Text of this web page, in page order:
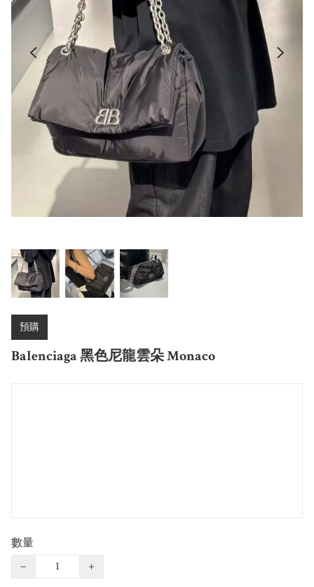
預購
Balenciaga 黑色尼龍雲朵 Monaco
數量
−
+